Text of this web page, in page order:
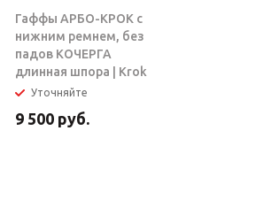
Гаффы АРБО-КРОК с
нижним ремнем, без
падов КОЧЕРГА
длинная шпора | Krok
Уточняйте
9 500 руб.